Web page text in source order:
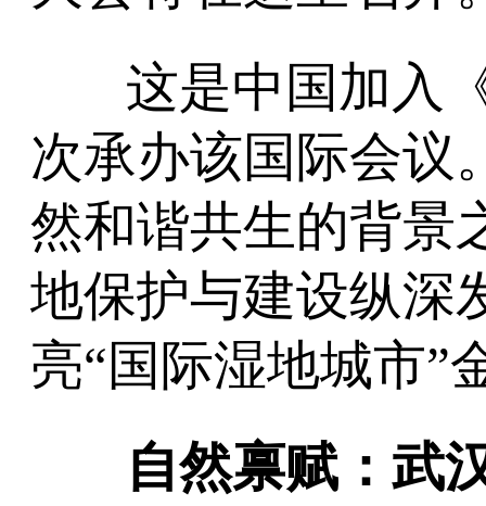
这是中国加入
次承办该国际会议
然和谐共生的背景
地保护与建设纵深
亮“国际湿地城市”
自然禀赋：武